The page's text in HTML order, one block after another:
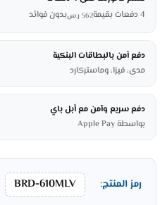
4 دفعات بقيمة
562 ر.سبدون فوائد
دفع آمن بالبطاقات البنكية
مدى، فيزا، وماستركارد
دفع سريع وآمن مع أبل باي
بواسطة Apple Pay
رمز المنتج: BRD-610MLV